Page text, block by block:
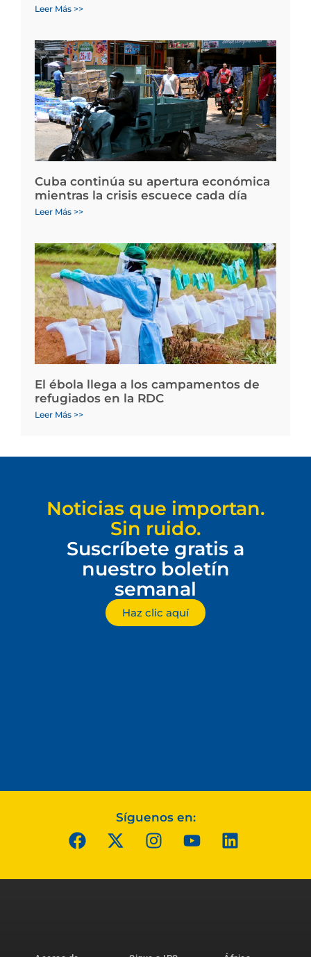
Leer Más >>
Cuba continúa su apertura económica
mientras la crisis escuece cada día
Leer Más >>
El ébola llega a los campamentos de
refugiados en la RDC
Leer Más >>
Noticias que importan.
Sin ruido.
Suscríbete gratis a
nuestro boletín
semanal
Haz clic aquí
Síguenos en: